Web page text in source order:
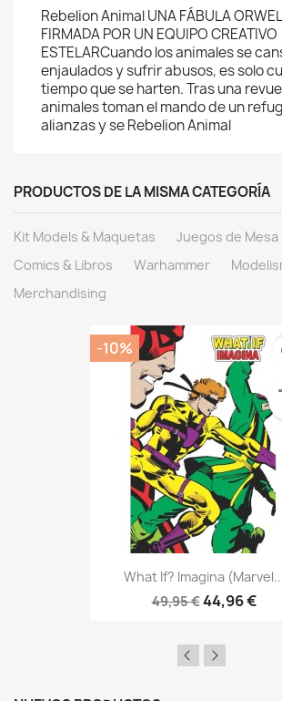
Rebelion Animal UNA FÁBULA
FIRMADA POR UN EQUIPO CREATIVO
ESTELARCuando los animales se
enjaulados y sufrir abusos, es solo
tiempo que se harten. Tras una
animales toman el mando de un
alianzas y se Rebelion Animal
PRODUCTOS DE LA MISMA CATEGORÍA
Kit Models & Maquetas
Juegos de Mesa
Comics & Libros
Warhammer
Merchandising
What If? Imagina
49,95 €44,96 €
-10%